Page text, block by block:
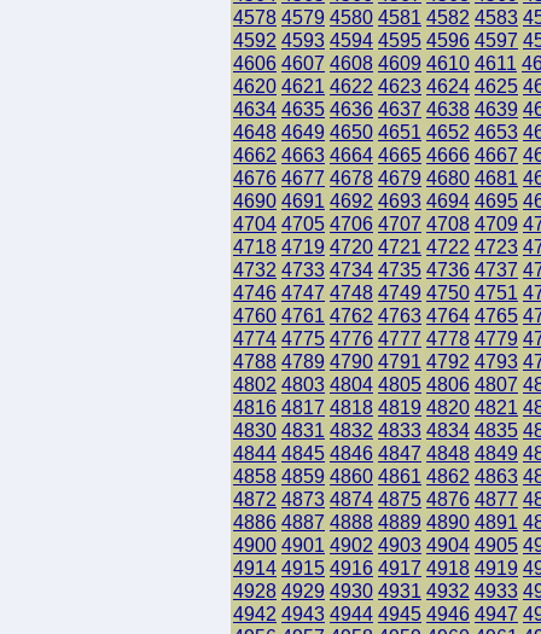
4578 4579 4580 4581 4582 4583
4592 4593 4594 4595 4596 4597
4606 4607 4608 4609 4610 4611
4620 4621 4622 4623 4624 4625
4634 4635 4636 4637 4638 4639
4648 4649 4650 4651 4652 4653
4662 4663 4664 4665 4666 4667
4676 4677 4678 4679 4680 4681
4690 4691 4692 4693 4694 4695
4704 4705 4706 4707 4708 4709
4718 4719 4720 4721 4722 4723
4732 4733 4734 4735 4736 4737
4746 4747 4748 4749 4750 4751
4760 4761 4762 4763 4764 4765
4774 4775 4776 4777 4778 4779
4788 4789 4790 4791 4792 4793
4802 4803 4804 4805 4806 4807
4816 4817 4818 4819 4820 4821
4830 4831 4832 4833 4834 4835
4844 4845 4846 4847 4848 4849
4858 4859 4860 4861 4862 4863
4872 4873 4874 4875 4876 4877
4886 4887 4888 4889 4890 4891
4900 4901 4902 4903 4904 4905
4914 4915 4916 4917 4918 4919
4928 4929 4930 4931 4932 4933
4942 4943 4944 4945 4946 4947